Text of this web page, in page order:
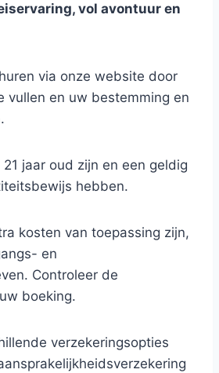
vol avontuur en
via onze website door
vullen en uw bestemming en
jaar oud zijn en een geldig
hebben.
kosten van toepassing zijn,
en
Controleer de
boeking.
verzekeringsopties